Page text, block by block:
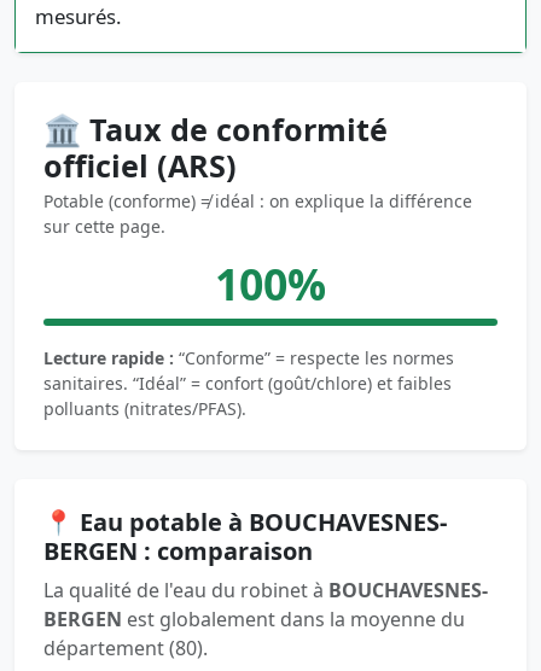
mesurés.
🏛️ Taux de conformité
officiel (ARS)
Potable (conforme) ≠ idéal : on explique la différence
sur cette page.
100%
Lecture rapide : “Conforme” = respecte les normes
sanitaires. “Idéal” = confort (goût/chlore) et faibles
polluants (nitrates/PFAS).
📍 Eau potable à BOUCHAVESNES-
BERGEN : comparaison
La qualité de l'eau du robinet à BOUCHAVESNES-
BERGEN est globalement dans la moyenne du
département (80).